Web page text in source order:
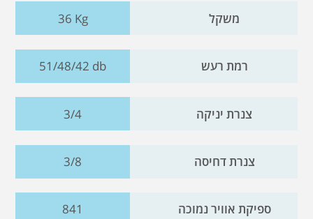
משקל 36 Kg
רמת רעש 51/48/42 db
צנרת יניקה 3/4
צנרת דחיסה 3/8
ספיקת אוויר נמוכה 841